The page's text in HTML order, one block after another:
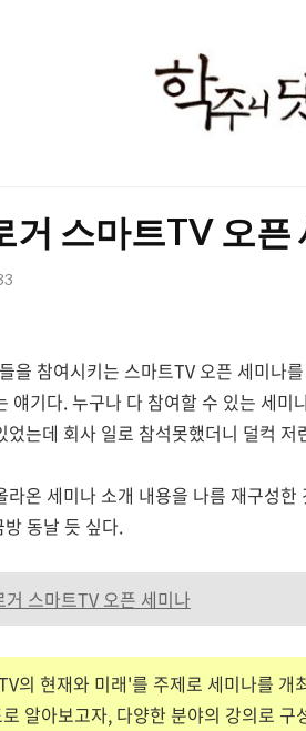
주
닷
컴
거 스마트TV 오픈
을 참여시키는 스마트TV 오픈 세미나
얘기다. 누구나 다 참여할 수 있는 세
었는데 회사 일로 참석못했더니 덜컥
온 세미나 소개 내용을 나름 재구성
동날 듯 싶다.
스마트TV 오픈 세미나
의 현재와 미래'를 주제로 세미나를
알아보고자, 다양한 분야의 강의로